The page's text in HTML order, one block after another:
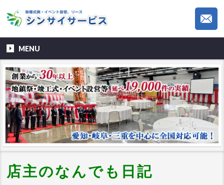
MENU
店主のなんでも日記